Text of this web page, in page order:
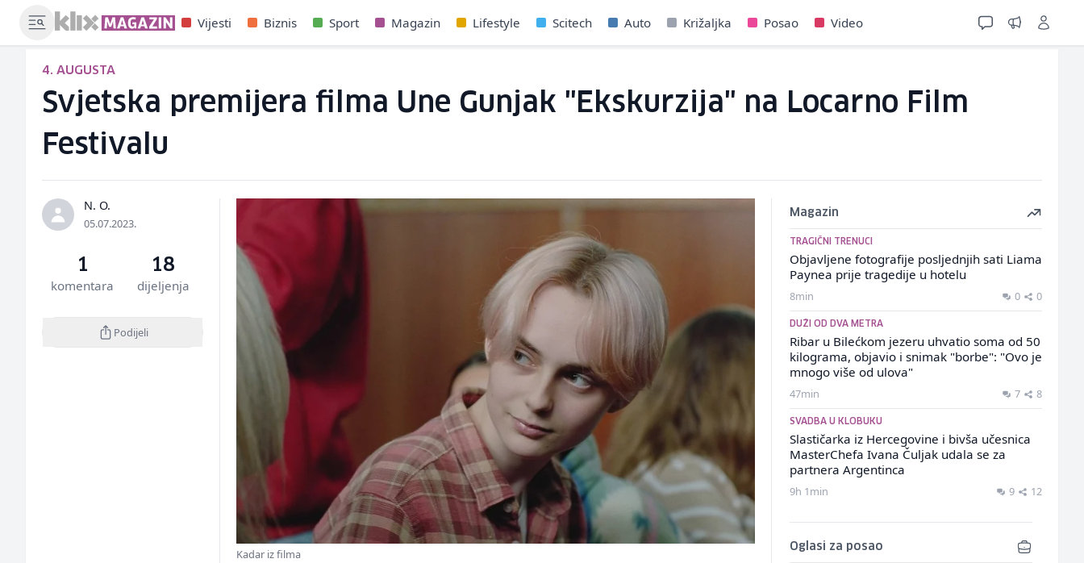
Vijesti Biznis Sport Magazin Lifestyle Scitech Auto Križaljka Posao Video
4. AUGUSTA
Svjetska premijera filma Une Gunjak "Ekskurzija" na Locarno Film
Festivalu
N. O.
05.07.2023.
1
komentara
18
dijeljenja
Podijeli
Kadar iz filma
Magazin
TRAGIČNI TRENUCI
Objavljene fotografije posljednjih sati Liama
​​Paynea prije tragedije u hotelu
8min 0 0
DUŽI OD DVA METRA
Ribar u Bilećkom jezeru uhvatio soma od 50
kilograma, objavio i snimak "borbe": "Ovo je
mnogo više od ulova"
47min 7 8
SVADBA U KLOBUKU
Slastičarka iz Hercegovine i bivša učesnica
MasterChefa Ivana Čuljak udala se za
partnera Argentinca
9h 1min 9 12
Oglasi za posao